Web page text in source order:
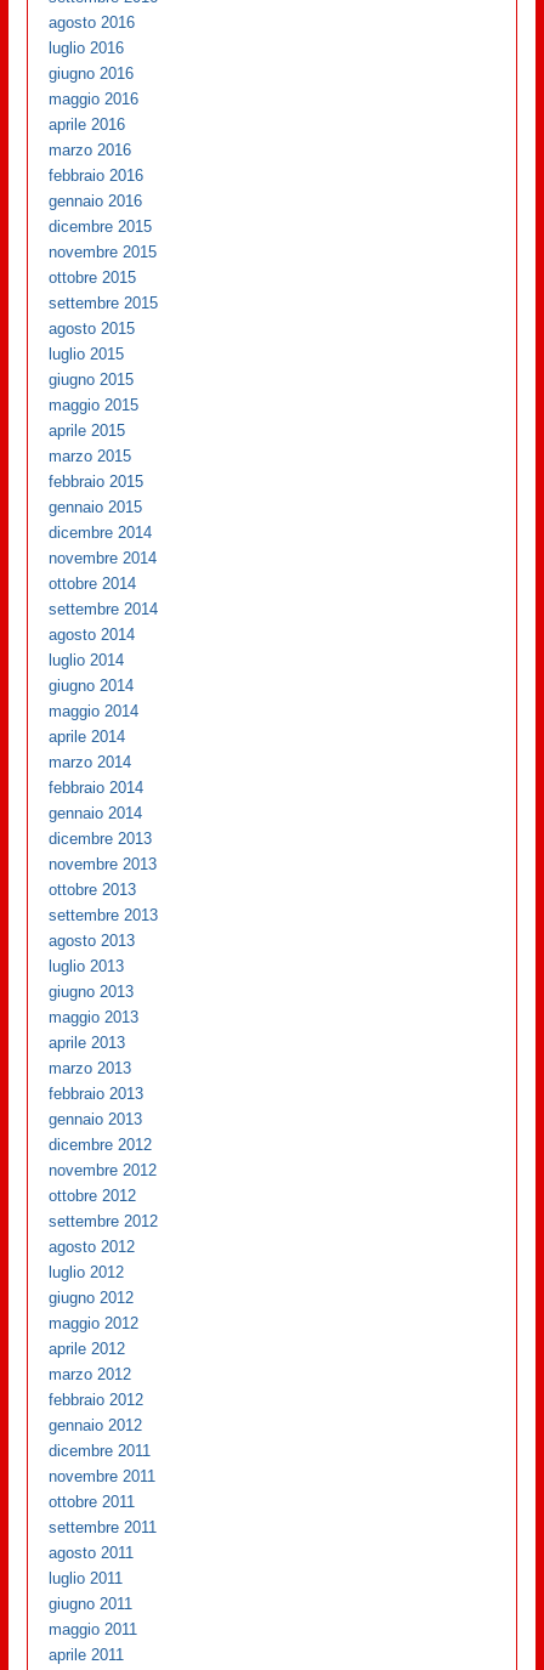
agosto 2016
luglio 2016
giugno 2016
maggio 2016
aprile 2016
marzo 2016
febbraio 2016
gennaio 2016
dicembre 2015
novembre 2015
ottobre 2015
settembre 2015
agosto 2015
luglio 2015
giugno 2015
maggio 2015
aprile 2015
marzo 2015
febbraio 2015
gennaio 2015
dicembre 2014
novembre 2014
ottobre 2014
settembre 2014
agosto 2014
luglio 2014
giugno 2014
maggio 2014
aprile 2014
marzo 2014
febbraio 2014
gennaio 2014
dicembre 2013
novembre 2013
ottobre 2013
settembre 2013
agosto 2013
luglio 2013
giugno 2013
maggio 2013
aprile 2013
marzo 2013
febbraio 2013
gennaio 2013
dicembre 2012
novembre 2012
ottobre 2012
settembre 2012
agosto 2012
luglio 2012
giugno 2012
maggio 2012
aprile 2012
marzo 2012
febbraio 2012
gennaio 2012
dicembre 2011
novembre 2011
ottobre 2011
settembre 2011
agosto 2011
luglio 2011
giugno 2011
maggio 2011
aprile 2011